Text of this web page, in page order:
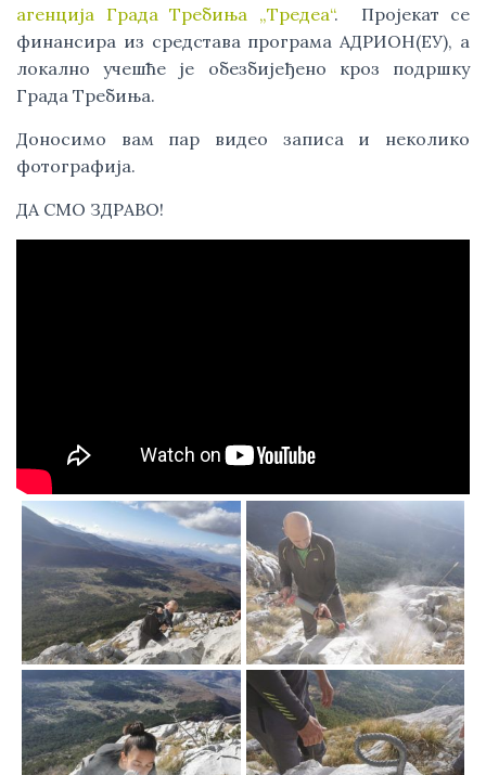
агенција Града Требиња „Тредеа“. Пројекат се
финансира из средстава програма АДРИОН(ЕУ), а
локално учешће је обезбијеђено кроз подршку
Града Требиња.
Доносимо вам пар видео записа и неколико
фотографија.
ДА СМО ЗДРАВО!